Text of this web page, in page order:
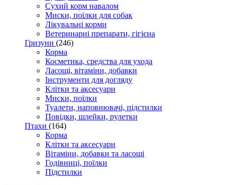
Сухий корм навалом
Миски, поїлки для собак
Лікувальні корми
Ветеринарні препарати, гігієна
Гризуни (246)
Корма
Косметика, средства для ухода
Ласощі, вітаміни, добавки
Інструменти для догляду
Клітки та аксесуари
Миски, поїлки
Туалети, наповнювачі, підстилки
Повідки, шлейки, рулетки
Птахи (164)
Корма
Клітки та аксесуари
Вітаміни, добавки та ласощі
Годівниці, поїлки
Підстилки